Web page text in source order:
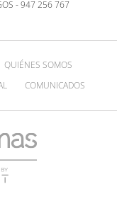
- 947 256 767
QUIÉNES SOMOS
COMUNICADOS